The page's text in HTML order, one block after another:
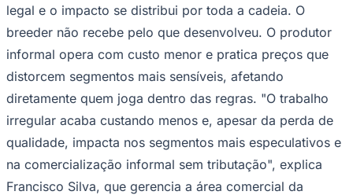
legal e o impacto se distribui por toda a cadeia. O
breeder não recebe pelo que desenvolveu. O produtor
informal opera com custo menor e pratica preços que
distorcem segmentos mais sensíveis, afetando
diretamente quem joga dentro das regras. "O trabalho
irregular acaba custando menos e, apesar da perda de
qualidade, impacta nos segmentos mais especulativos e
na comercialização informal sem tributação", explica
Francisco Silva, que gerencia a área comercial da